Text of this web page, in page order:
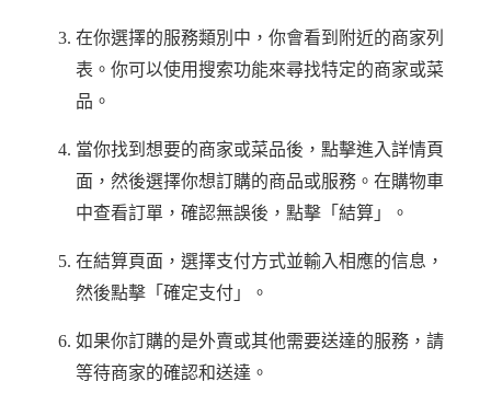
在你選擇的服務類別中，你會看到附近的商家列
表。你可以使用搜索功能來尋找特定的商家或菜
品。
當你找到想要的商家或菜品後，點擊進入詳情頁
面，然後選擇你想訂購的商品或服務。在購物車
中查看訂單，確認無誤後，點擊「結算」。
在結算頁面，選擇支付方式並輸入相應的信息，
然後點擊「確定支付」。
如果你訂購的是外賣或其他需要送達的服務，請
等待商家的確認和送達。